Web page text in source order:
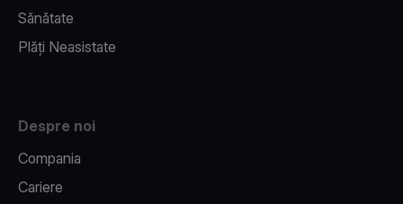
Sănătate
Plăți Neasistate
Despre noi
Compania
Cariere